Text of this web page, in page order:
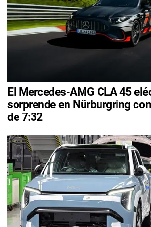
El Mercedes-AMG CLA 45
sorprende en Nürburgring
de 7:32